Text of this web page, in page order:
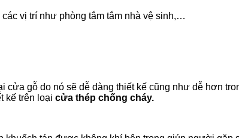
vị trí như phòng tắm tắm nhà vệ sinh,…
gỗ do nó sẽ dễ dàng thiết kế cũng như dễ hơn
kế trên loại cửa thép chống cháy.